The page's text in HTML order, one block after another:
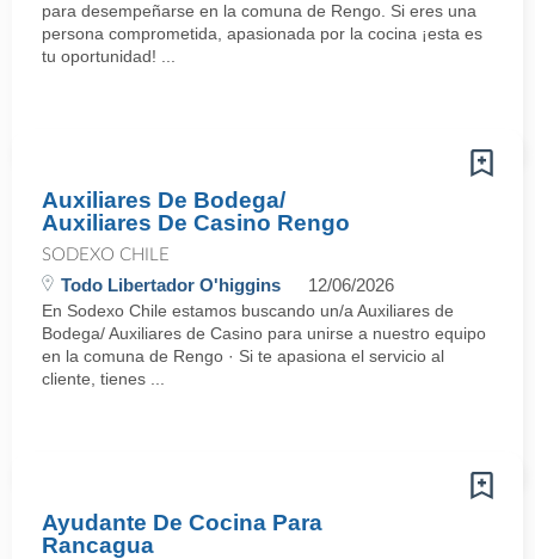
para desempeñarse en la comuna de Rengo. Si eres una
persona comprometida, apasionada por la cocina ¡esta es
tu oportunidad! ...
Auxiliares De Bodega/
Auxiliares De Casino Rengo
SODEXO CHILE
Todo Libertador O'higgins 12/06/2026
En Sodexo Chile estamos buscando un/a Auxiliares de
Bodega/ Auxiliares de Casino para unirse a nuestro equipo
en la comuna de Rengo · Si te apasiona el servicio al
cliente, tienes ...
Ayudante De Cocina Para
Rancagua